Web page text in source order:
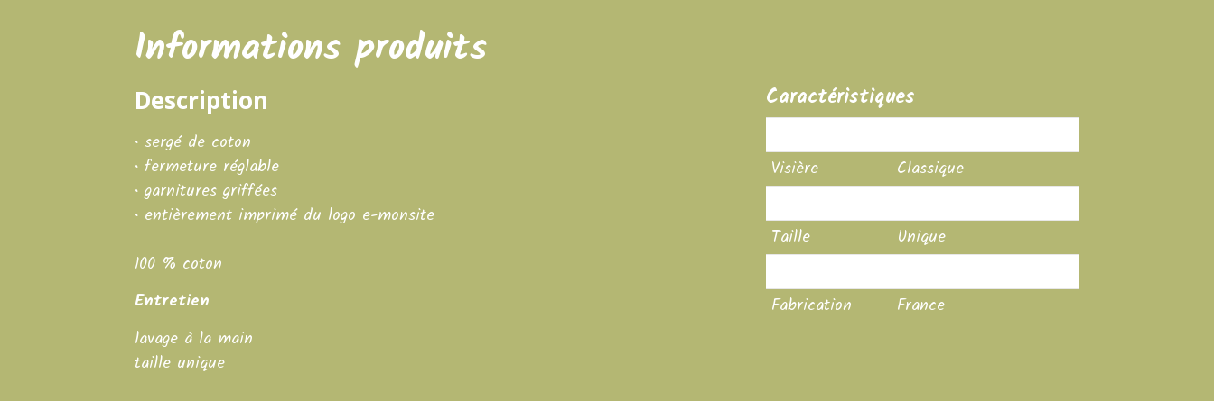
Informations produits
Description
• sergé de coton
• fermeture réglable
• garnitures griffées
• entièrement imprimé du logo e-monsite
100 % coton
Entretien
lavage à la main
taille unique
Caractéristiques
Visière
Classique
Taille
Unique
Fabrication
France